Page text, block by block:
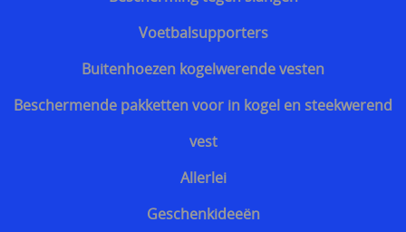
Website vbrbelgium Octrooi Technologie
==================
Terreurdreiging 2024 Wagner terreuraanslag op
NATO landen
Terreurdreiging 2020
Zelfverdediging tegen mesaanvallen
Voetbalsupporters
Buitenhoezen kogelwerende vesten
Beschermende pakketten voor in kogel en steekwerend
vest
Allerlei
Geschenkideeën